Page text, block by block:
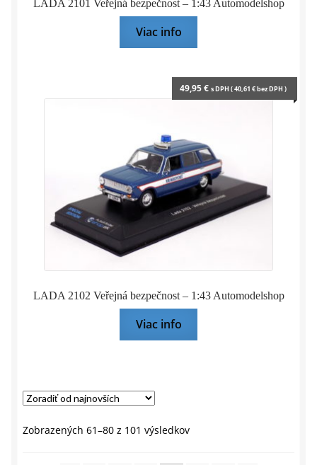
LADA 2101 Veřejná bezpečnost – 1:43 Automodelshop
Viac info
LADA 2102 Veřejná bezpečnost – 1:43 Automodelshop
49,95€ s DPH (40,61 €bez DPH )
Viac info
Zobrazených 61–80 z 101 výsledkovZoradené